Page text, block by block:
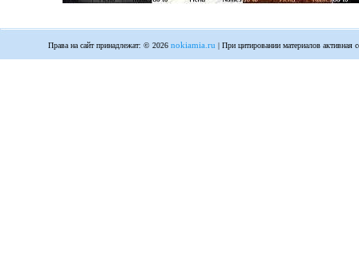
Права на сайт принадлежат: © 2026 nokiamia.ru | При цитировании материалов активная